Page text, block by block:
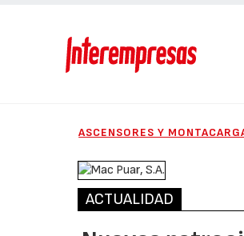
ASCENSORES Y
ACTUALIDAD